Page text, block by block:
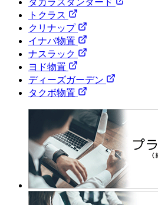
トクラス
クリナップ
イナバ物置
ナスラック
ヨド物置
ディーズガーデン
タクボ物置